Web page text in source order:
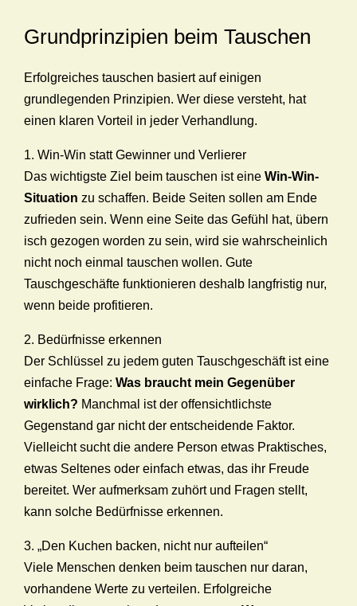
Grundprinzipien beim Tauschen
Erfolgreiches tauschen basiert auf einigen
grundlegenden Prinzipien. Wer diese versteht, hat
einen klaren Vorteil in jeder Verhandlung.
1. Win-Win statt Gewinner und Verlierer
Das wichtigste Ziel beim tauschen ist eine Win-Win-
Situation zu schaffen. Beide Seiten sollen am Ende
zufrieden sein. Wenn eine Seite das Gefühl hat, übern
isch gezogen worden zu sein, wird sie wahrscheinlich
nicht noch einmal tauschen wollen. Gute
Tauschgeschäfte funktionieren deshalb langfristig nur,
wenn beide profitieren.
2. Bedürfnisse erkennen
Der Schlüssel zu jedem guten Tauschgeschäft ist eine
einfache Frage: Was braucht mein Gegenüber
wirklich? Manchmal ist der offensichtlichste
Gegenstand gar nicht der entscheidende Faktor.
Vielleicht sucht die andere Person etwas Praktisches,
etwas Seltenes oder einfach etwas, das ihr Freude
bereitet. Wer aufmerksam zuhört und Fragen stellt,
kann solche Bedürfnisse erkennen.
3. „Den Kuchen backen, nicht nur aufteilen“
Viele Menschen denken beim tauschen nur daran,
vorhandene Werte zu verteilen. Erfolgreiche